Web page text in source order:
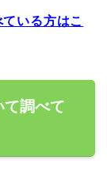
いる方はこ
て調べて